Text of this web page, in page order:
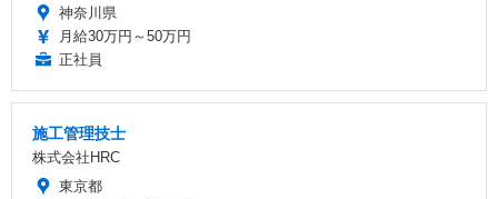
神奈川県
月給30万円～50万円
正社員
施工管理技士
株式会社HRC
東京都